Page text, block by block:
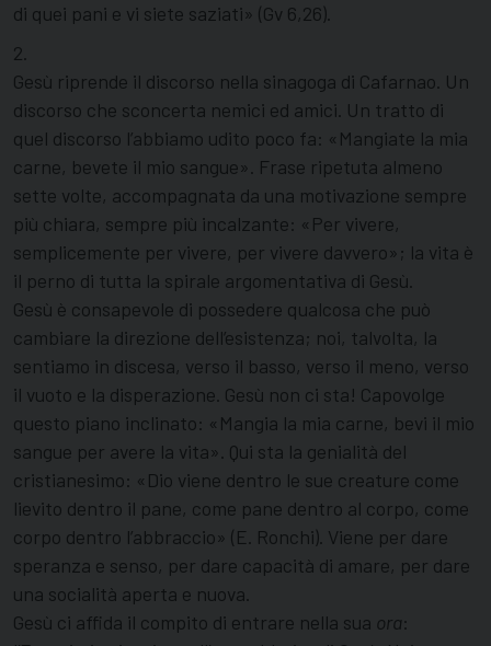
di quei pani e vi siete saziati» (Gv 6,26).
2.
Gesù riprende il discorso nella sinagoga di Cafarnao. Un
discorso che sconcerta nemici ed amici. Un tratto di
quel discorso l’abbiamo udito poco fa: «Mangiate la mia
carne, bevete il mio sangue». Frase ripetuta almeno
sette volte, accompagnata da una motivazione sempre
più chiara, sempre più incalzante: «Per vivere,
semplicemente per vivere, per vivere davvero»; la vita è
il perno di tutta la spirale argomentativa di Gesù.
Gesù è consapevole di possedere qualcosa che può
cambiare la direzione dell’esistenza; noi, talvolta, la
sentiamo in discesa, verso il basso, verso il meno, verso
il vuoto e la disperazione. Gesù non ci sta! Capovolge
questo piano inclinato: «Mangia la mia carne, bevi il mio
sangue per avere la vita». Qui sta la genialità del
cristianesimo: «Dio viene dentro le sue creature come
lievito dentro il pane, come pane dentro al corpo, come
corpo dentro l’abbraccio» (E. Ronchi). Viene per dare
speranza e senso, per dare capacità di amare, per dare
una socialità aperta e nuova.
Gesù ci affida il compito di entrare nella sua ora